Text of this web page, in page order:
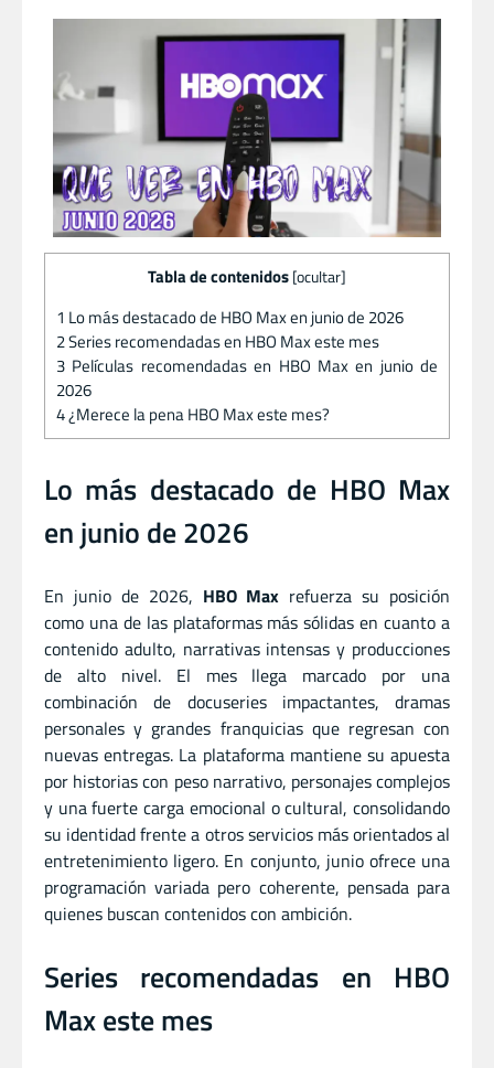
Tabla de contenidos [ocultar]
1 Lo más destacado de HBO Max en junio de 2026
2Series recomendadas en HBO Max este mes
3 Películas recomendadas en HBO Max en junio de
2026
4¿Merece la pena HBO Max este mes?
Lo más destacado de HBO Max
en junio de 2026
En junio de 2026, HBO Max refuerza su posición
como una de las plataformas más sólidas en cuanto a
contenido adulto, narrativas intensas y producciones
de alto nivel. El mes llega marcado por una
combinación de docuseries impactantes, dramas
personales y grandes franquicias que regresan con
nuevas entregas. La plataforma mantiene su apuesta
por historias con peso narrativo, personajes complejos
y una fuerte carga emocional o cultural, consolidando
su identidad frente a otros servicios más orientados al
entretenimiento ligero. En conjunto, junio ofrece una
programación variada pero coherente, pensada para
quienes buscan contenidos con ambición.
Series recomendadas en HBO
Max este mes